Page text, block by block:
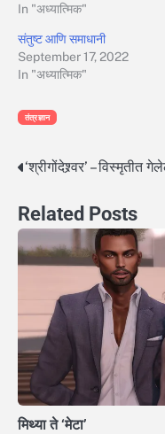
In "अध्यात्मिक"
संतुष्ट आणि समाधानी
September 17, 2022
In "अध्यात्मिक"
तंत्रज्ञान
Post
navigation
‘श्रीगोंदेश्र्वर’ – विस्मृतीत
Related Posts
मिथ्या ते ‘मेटा’